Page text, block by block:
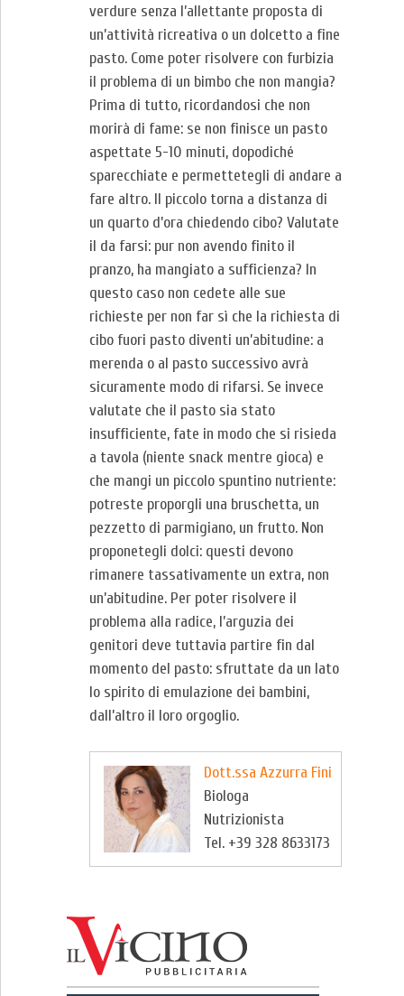
verdure senza l’allettante proposta di
un’attività ricreativa o un dolcetto a fine
pasto. Come poter risolvere con furbizia
il problema di un bimbo che non mangia?
Prima di tutto, ricordandosi che non
morirà di fame: se non finisce un pasto
aspettate 5-10 minuti, dopodiché
sparecchiate e permettetegli di andare a
fare altro. Il piccolo torna a distanza di
un quarto d’ora chiedendo cibo? Valutate
il da farsi: pur non avendo finito il
pranzo, ha mangiato a sufficienza? In
questo caso non cedete alle sue
richieste per non far sì che la richiesta di
cibo fuori pasto diventi un’abitudine: a
merenda o al pasto successivo avrà
sicuramente modo di rifarsi. Se invece
valutate che il pasto sia stato
insufficiente, fate in modo che si risieda
a tavola (niente snack mentre gioca) e
che mangi un piccolo spuntino nutriente:
potreste proporgli una bruschetta, un
pezzetto di parmigiano, un frutto. Non
proponetegli dolci: questi devono
rimanere tassativamente un extra, non
un’abitudine. Per poter risolvere il
problema alla radice, l’arguzia dei
genitori deve tuttavia partire fin dal
momento del pasto: sfruttate da un lato
lo spirito di emulazione dei bambini,
dall’altro il loro orgoglio.
Dott.ssa Azzurra Fini
Biologa
Nutrizionista
Tel. +39 328 8633173